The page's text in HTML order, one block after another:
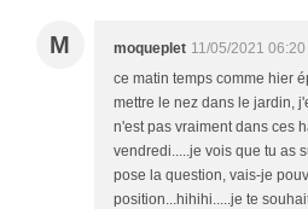
M moqueplet 11/05/2021 06:20
ce matin temps comme hier
mettre le nez dans le jardin,
n'est pas vraiment dans ces
vendredi.....je vois que tu as
pose la question, vais-je
position...hihihi.....je te